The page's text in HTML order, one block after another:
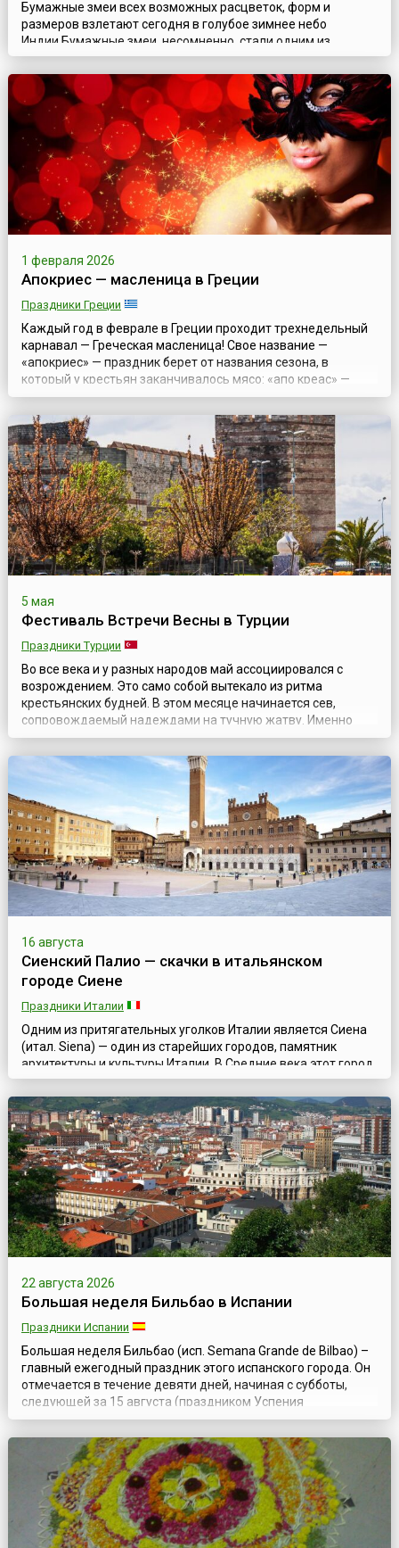
Бумажные змеи всех возможных расцветок, форм и
размеров взлетают сегодня в голубое зимнее небо
Индии.Бумажные змеи, несомненно, стали одним из
воплощений мечты человека о полетах в небо. История
создания и развития бумажных змеев впечатляет своей
протяженностью и завораживает своей насыщенностью.
Поэтому неслучайно фестивали бумажных змеев
проводятся во многих странах мира и привлекают и любит...
1 февраля 2026
Апокриес — масленица в Греции
Праздники Греции
Каждый год в феврале в Греции проходит трехнедельный
карнавал — Греческая масленица! Свое название —
«апокриес» — праздник берет от названия сезона, в
который у крестьян заканчивалось мясо: «апо креас» —
«без мяса». Апокриес — это традиция греческой глубинки.
Традиционно народные карнавалы проводят в разных
районах Греции, где сохранились или были восстановлены
древние традиции наряжаться. Так...
5 мая
Фестиваль Встречи Весны в Турции
Праздники Турции
Во все века и у разных народов май ассоциировался с
возрождением. Это само собой вытекало из ритма
крестьянских будней. В этом месяце начинается сев,
сопровождаемый надеждами на тучную жатву. Именно
тогда закладываются семена будущего урожая, а значит и
имущественного достатка семьи. Наконец, в последний
месяц весны все вокруг поражает глаз буйством красок,
некогда вызывавшим столько сказаний об е...
16 августа
Сиенский Палио — скачки в итальянском
городе Сиене
Праздники Италии
Одним из притягательных уголков Италии является Сиена
(итал. Siena) — один из старейших городов, памятник
архитектуры и культуры Италии. В Средние века этот город,
расположенный в западной части страны, в Тоскане, был
столицей сильной Сиенской республики и уже в ту
дальнюю эпоху хранил шедевры итальянской готики
мирового достоинства.Именно в Средние века и
зародилась традиция проводить в город...
22 августа 2026
Большая неделя Бильбао в Испании
Праздники Испании
Большая неделя Бильбао (исп. Semana Grande de Bilbao) –
главный ежегодный праздник этого испанского города. Он
отмечается в течение девяти дней, начиная с субботы,
следующей за 15 августа (праздником Успения
Богородицы).Официальный статус праздник получил в
1978 году, хотя и прежде в августе в Бильбао проходили
разнообразные увеселительные мероприятия – ярмарки,
корриды, состязания силачей, ци...